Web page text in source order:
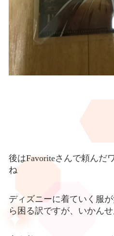
後はFavoriteさんで頼んだ
ね
ディズニーに着ていく服
ら困る訳ですが、いかん